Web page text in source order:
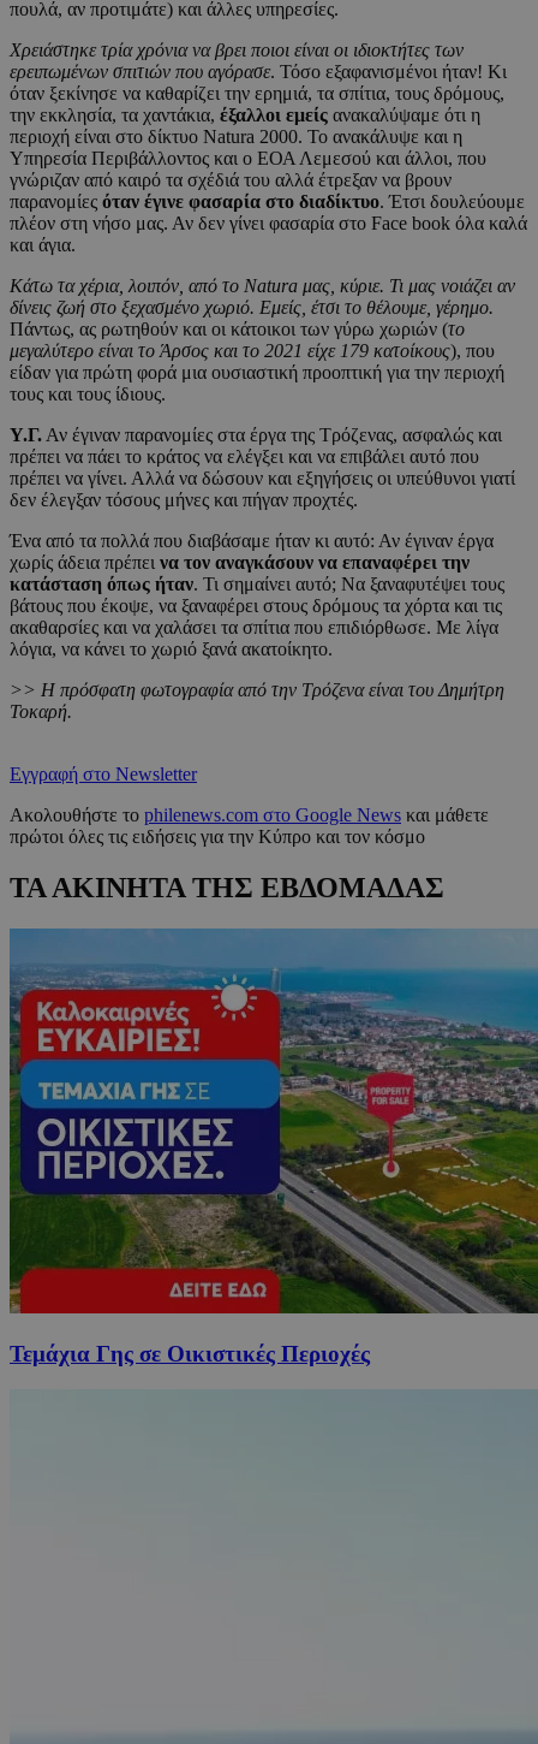
πουλά, αν προτιμάτε) και άλλες υπηρεσίες.
Χρειάστηκε τρία χρόνια να βρει ποιοι είναι οι ιδιοκτήτες των
ερειπωμένων σπιτιών που αγόρασε. Τόσο εξαφανισμένοι ήταν! Κι
όταν ξεκίνησε να καθαρίζει την ερημιά, τα σπίτια, τους δρόμους,
την εκκλησία, τα χαντάκια, έξαλλοι εμείς ανακαλύψαμε ότι η
περιοχή είναι στο δίκτυο Natura 2000. Το ανακάλυψε και η
Υπηρεσία Περιβάλλοντος και ο ΕΟΑ Λεμεσού και άλλοι, που
γνώριζαν από καιρό τα σχέδιά του αλλά έτρεξαν να βρουν
παρανομίες όταν έγινε φασαρία στο διαδίκτυο. Έτσι δουλεύουμε
πλέον στη νήσο μας. Αν δεν γίνει φασαρία στο Face book όλα καλά
και άγια.
Κάτω τα χέρια, λοιπόν, από το Natura μας, κύριε. Τι μας νοιάζει αν
δίνεις ζωή στο ξεχασμένο χωριό. Εμείς, έτσι το θέλουμε, γέρημο.
Πάντως, ας ρωτηθούν και οι κάτοικοι των γύρω χωριών (το
μεγαλύτερο είναι το Άρσος και το 2021 είχε 179 κατοίκους), που
είδαν για πρώτη φορά μια ουσιαστική προοπτική για την περιοχή
τους και τους ίδιους.
Υ.Γ. Αν έγιναν παρανομίες στα έργα της Τρόζενας, ασφαλώς και
πρέπει να πάει το κράτος να ελέγξει και να επιβάλει αυτό που
πρέπει να γίνει. Αλλά να δώσουν και εξηγήσεις οι υπεύθυνοι γιατί
δεν έλεγξαν τόσους μήνες και πήγαν προχτές.
Ένα από τα πολλά που διαβάσαμε ήταν κι αυτό: Αν έγιναν έργα
χωρίς άδεια πρέπει να τον αναγκάσουν να επαναφέρει την
κατάσταση όπως ήταν. Τι σημαίνει αυτό; Να ξαναφυτέψει τους
βάτους που έκοψε, να ξαναφέρει στους δρόμους τα χόρτα και τις
ακαθαρσίες και να χαλάσει τα σπίτια που επιδιόρθωσε. Με λίγα
λόγια, να κάνει το χωριό ξανά ακατοίκητο.
>> Η πρόσφατη φωτογραφία από την Τρόζενα είναι του Δημήτρη
Τοκαρή.
Εγγραφή στο Newsletter
Ακολουθήστε το philenews.com στο Google News και μάθετε
πρώτοι όλες τις ειδήσεις για την Κύπρο και τον κόσμο
ΤΑ ΑΚΙΝΗΤΑ ΤΗΣ ΕΒΔΟΜΑΔΑΣ
Τεμάχια Γης σε Οικιστικές Περιοχές